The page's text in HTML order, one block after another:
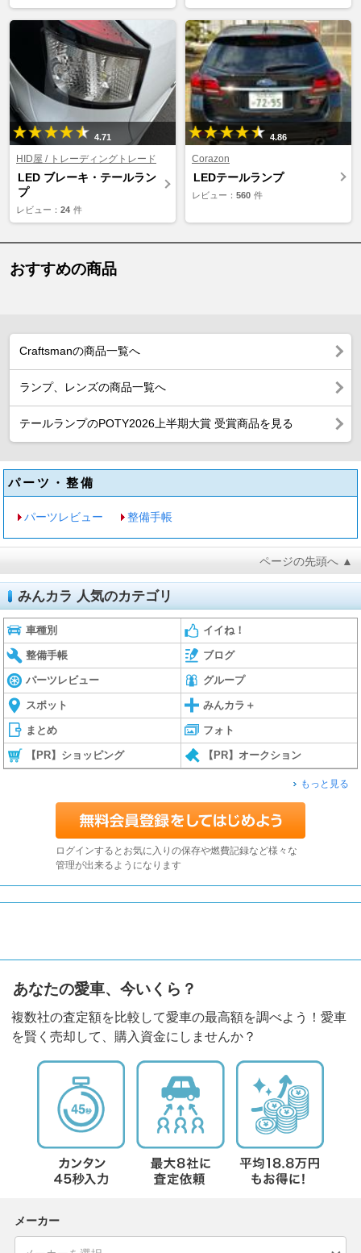
4.71
HID屋 / トレーディングトレード
LED ブレーキ・テールラン
プ
レビュー： 24 件
4.86
Corazon
LEDテールランプ
レビュー： 560 件
おすすめの商品
Craftsmanの商品一覧へ
ランプ、レンズの商品一覧へ
テールランプのPOTY2026上半期大賞 受賞商品を見る
パーツ・整備
パーツレビュー 整備手帳
ページの先頭へ ▲
みんカラ 人気のカテゴリ
車種別 イイね！
整備手帳 ブログ
パーツレビュー グループ
スポット みんカラ＋
まとめ フォト
【PR】ショッピング 【PR】オークション
もっと見る
ログインするとお気に入りの保存や燃費記録など様々な
管理が出来るようになります
あなたの愛車、今いくら？
複数社の査定額を比較して愛車の最高額を調べよう！愛車
を賢く売却して、購入資金にしませんか？
メーカー